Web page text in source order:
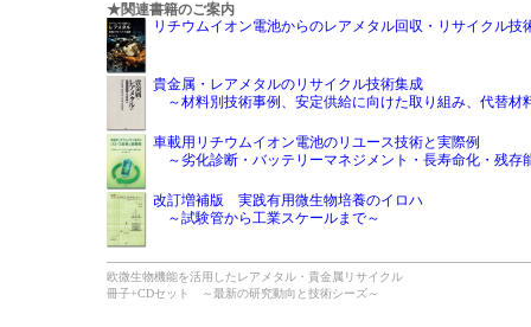
★関連書籍のご案内
リチウムイオン電池からのレアメタル回収・リサイクル技
貴金属・レアメタルのリサイクル技術集成
～材料別技術事例、安定供給に向けた取り組み、代替材
車載用リチウムイオン電池のリユース技術と実際例
～劣化診断・バッテリーマネジメント・長寿命化・残存
改訂増補版 実践有用微生物培養のイロハ
～試験管から工業スケールまで～
欧微生物機能を活用したレアメタル・貴金属リサイクル
冊子+CDセット ～最新の研究動向と技術シーズ～